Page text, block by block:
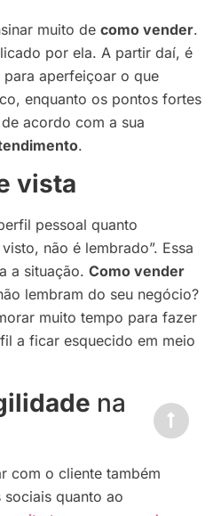
muito de como vender.
por ela. A partir daí, é
aperfeiçoar o que
enquanto os pontos fortes
acordo com a sua
.
vista
pessoal quanto
não é lembrado”. Essa
a situação. Como vender
lembram do seu negócio?
muito tempo para fazer
a ficar esquecido em meio
na
com o cliente também
sociais quanto ao